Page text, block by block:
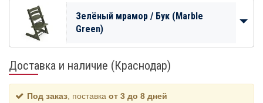
Зелёный мрамор / Бук (Marble
Green)
Доставка и наличие (Краснодар)
Под заказ , поставка от 3 до 8 дней